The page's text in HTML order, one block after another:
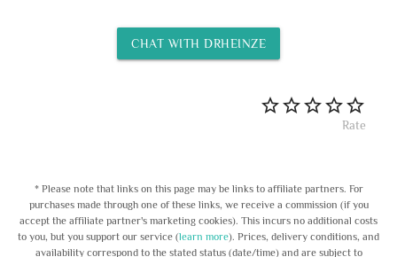
CHAT WITH DRHEINZE
Rate
* Please note that links on this page may be links to affiliate partners. For
purchases made through one of these links, we receive a commission (if you
accept the affiliate partner's marketing cookies). This incurs no additional costs
to you, but you support our service (learn more). Prices, delivery conditions, and
availability correspond to the stated status (date/time) and are subject to